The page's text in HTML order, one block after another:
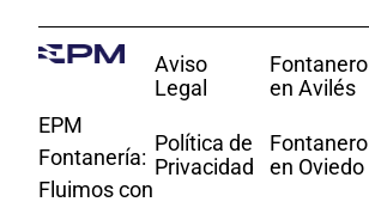
EPM
Fontanería:
Fluimos con
Aviso
Legal
Política de
Privacidad
Fontanero
en Avilés
Fontanero
en Oviedo